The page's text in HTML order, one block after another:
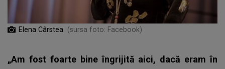
Elena Cârstea (sursa foto: Facebook)
„Am fost foarte bine îngrijită aici, dacă eram în